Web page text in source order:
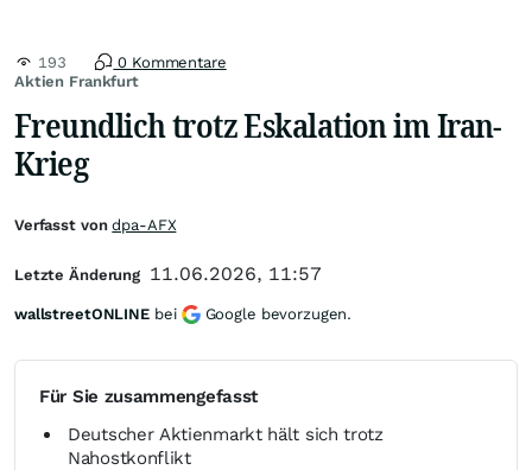
Aktien Frankfurt
193 0 Kommentare
Freundlich trotz Eskalation im Iran-
Krieg
Für Sie zusammengefasst
Deutscher Aktienmarkt hält sich trotz
Nahostkonflikt
Verfasst vondpa-AFX
Letzte Änderung 11.06.2026, 11:57
wallstreetONLINE bei Google bevorzugen.